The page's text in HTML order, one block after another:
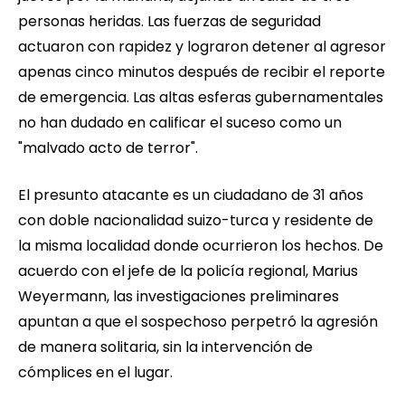
personas heridas. Las fuerzas de seguridad
actuaron con rapidez y lograron detener al agresor
apenas cinco minutos después de recibir el reporte
de emergencia. Las altas esferas gubernamentales
no han dudado en calificar el suceso como un
"malvado acto de terror".
El presunto atacante es un ciudadano de 31 años
con doble nacionalidad suizo-turca y residente de
la misma localidad donde ocurrieron los hechos. De
acuerdo con el jefe de la policía regional, Marius
Weyermann, las investigaciones preliminares
apuntan a que el sospechoso perpetró la agresión
de manera solitaria, sin la intervención de
cómplices en el lugar.